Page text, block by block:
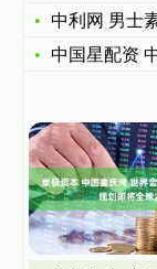
中利网 男士素
中国星配资